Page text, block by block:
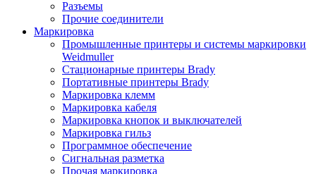
Разъемы
Прочие соединители
Маркировка
Промышленные принтеры и системы маркировки
Weidmuller
Стационарные принтеры Brady
Портативные принтеры Brady
Маркировка клемм
Маркировка кабеля
Маркировка кнопок и выключателей
Маркировка гильз
Программное обеспечение
Сигнальная разметка
Прочая маркировка